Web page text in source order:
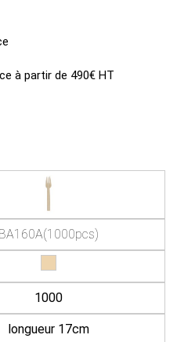
à partir de 490€ HT
BA160A(1000pcs)
1000
longueur 17cm